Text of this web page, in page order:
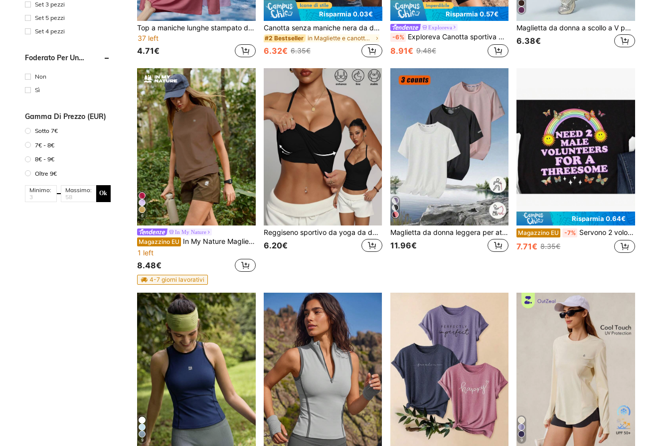
Set 3 pezzi
Set 5 pezzi
Set 4 pezzi
Foderato Per Un
Non
Sì
Gamma Di Prezzo (EUR)
Sotto 7€
7€ - 8€
8€ - 9€
Oltre 9€
Minimo: Massimo: Ok
Top a maniche lunghe stampato da donna, adatto per uso all'aperto e casual, versatile per vari stili sportivi
37 left
4.71€
Risparmia 0.03€
Canotta senza maniche nera da donna - Stampa con cuori glitterati e vortici con decorazione ad anello metallico - Carino e romantico per brunch estivo, appuntamenti serali e abbigliamento sportivo
#2 Bestseller in Magliette e canotte da donna per attività all'a
6.32€ 6.35€
Risparmia 0.57€
Exploreva
-6% Exploreva Canotta sportiva da donna tinta unita per attività all'aperto
8.91€ 9.48€
Maglietta da donna a scollo a V per yoga, casual e ampia per sport all'aperto e running, in tessuto elastico a maniche corte, adatta per l'estate
6.38€
6
In My Nature
Magazzino EU In My Nature Maglietta casual da donna con scollo rotondo e maniche corte per uso all'aperto
1 left
8.48€
4-7 giorni lavorativi
Reggiseno sportivo da yoga da donna senza maniche, top corto attivo, canotta elastica per allenamento fitness, traspirante nero estivo, athleisure
6.20€
Maglietta da donna leggera per attività all'aperto, maniche corte, per corsa e allenamento, adatta per primavera/estate
11.96€
Risparmia 0.64€
Magazzino EU -7% Servono 2 volontari maschi per una maglietta a tema threesome, maglietta divertente e inappropriata per donna single, felpa scandalosa, maglietta irriverente, regalo divertente per donne, 100% cotone, maglietta nera unisex
7.71€ 8.35€
9 9